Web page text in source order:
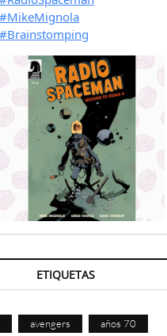
ETIQUETAS
avengers años 70